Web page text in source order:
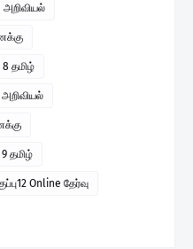
அறிவியல்
8 தமிழ்
அறிவியல்
9 தமிழ்
Online தேர்வு